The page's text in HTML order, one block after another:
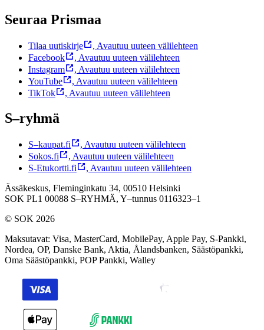
Seuraa Prismaa
Tilaa uutiskirje , Avautuu uuteen välilehteen
Facebook
, Avautuu uuteen välilehteen
Instagram
, Avautuu uuteen välilehteen
YouTube
, Avautuu uuteen välilehteen
TikTok
, Avautuu uuteen välilehteen
S–ryhmä
S–kaupat.fi , Avautuu uuteen välilehteen
Sokos.fi
, Avautuu uuteen välilehteen
S-Etukortti.fi
, Avautuu uuteen välilehteen
Ässäkeskus, Fleminginkatu 34, 00510 Helsinki
SOK PL1 00088 S–RYHMÄ, Y–tunnus 0116323–1
© SOK 2026
Maksutavat: Visa, MasterCard, MobilePay, Apple Pay, S-Pankki,
Nordea, OP, Danske Bank, Aktia, Ålandsbanken, Säästöpankki,
Oma Säästöpankki, POP Pankki, Walley